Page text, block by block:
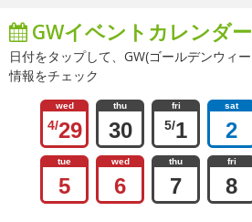
GWイベントカレンダー
日付をタップして、GW(ゴールデンウィ
情報をチェック
wed
4/29
thu
30
fri
5/1
sat
2
tue
5
wed
6
thu
7
fri
8